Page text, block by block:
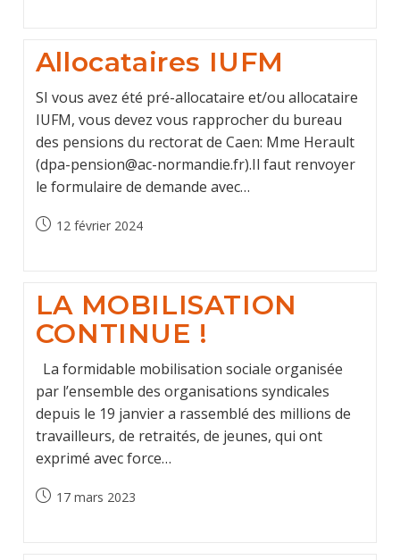
Allocataires IUFM
SI vous avez été pré-allocataire et/ou allocataire
IUFM, vous devez vous rapprocher du bureau
des pensions du rectorat de Caen: Mme Herault
(dpa-pension@ac-normandie.fr).Il faut renvoyer
le formulaire de demande avec…
Post12 février 2024
LA MOBILISATION
CONTINUE !
La formidable mobilisation sociale organisée
par l’ensemble des organisations syndicales
depuis le 19 janvier a rassemblé des millions de
travailleurs, de retraités, de jeunes, qui ont
exprimé avec force…
Post17 mars 2023